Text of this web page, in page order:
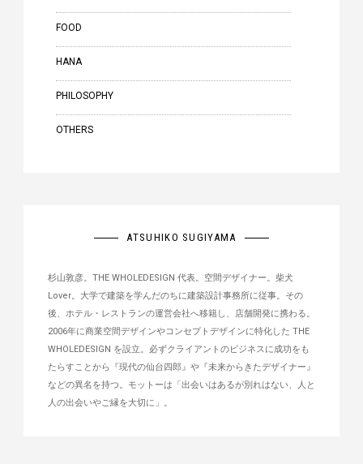
FOOD
HANA
PHILOSOPHY
OTHERS
ATSUHIKO SUGIYAMA
杉山敦彦。THE WHOLEDESIGN 代表。空間デザイナー。柴犬
Lover。大学で建築を学んだのちに建築設計事務所に従事。その
後、ホテル・レストランの運営会社へ移籍し、店舗開発に携わる。
2006年に商業空間デザインやコンセプトデザインに特化した THE
WHOLEDESIGN を設立。必ずクライアントのビジネスに成功をも
たらすことから『現代の仙台四郎』や『未来からきたデザイナー』
などの異名を持つ。モットーは「出会いはあるが別れはない、人と
人の出会いやご縁を大切に」。